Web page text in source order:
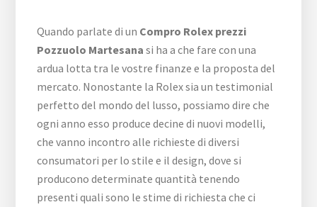
Quando parlate di un Compro Rolex prezzi
Pozzuolo Martesana si ha a che fare con una
ardua lotta tra le vostre finanze e la proposta del
mercato. Nonostante la Rolex sia un testimonial
perfetto del mondo del lusso, possiamo dire che
ogni anno esso produce decine di nuovi modelli,
che vanno incontro alle richieste di diversi
consumatori per lo stile e il design, dove si
producono determinate quantità tenendo
presenti quali sono le stime di richiesta che ci